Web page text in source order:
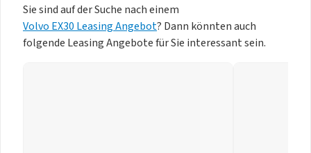
Sie sind auf der Suche nach einem
Volvo EX30 Leasing Angebot? Dann könnten auch
folgende Leasing Angebote für Sie interessant sein.